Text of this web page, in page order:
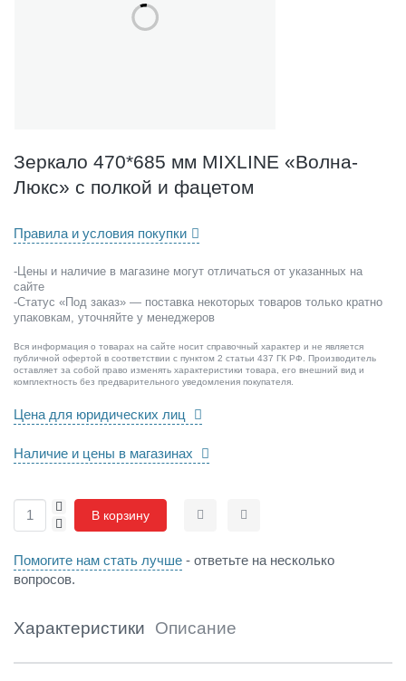
м
м
M
X
L
N
E
«
о
л
н
а
-
ю
с
с
п
о
л
о
и
Зеркало 470*685 мм MIXLINE «Волна-
Люкс» с полкой и фацетом
Наличие и цены в магазинах
Правила и условия покупки
-Цены и наличие в магазине могут отличаться от указанных на
сайте
-Статус «Под заказ» — поставка некоторых товаров только кратно
упаковкам, уточняйте у менеджеров
Вся информация о товарах на сайте носит справочный характер и не является
публичной офертой в соответствии с пунктом 2 статьи 437 ГК РФ. Производитель
оставляет за собой право изменять характеристики товара, его внешний вид и
комплектность без предварительного уведомления покупателя.
Цена для юридических лиц
-
+
В корзину СравнитьОтложить
Помогите нам стать лучше - ответьте на несколько
вопросов.
Характеристики Описание